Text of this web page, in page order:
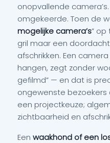
onopvallende
omgekeerde. Toen de
mogelijke camera’s”
gril maar een
afschrikken. Een
hangen, zegt zonder
gefilmd” — en dat is
ongewenste
een projectkeuze;
zichtbaarheid en
Een waakhond of een